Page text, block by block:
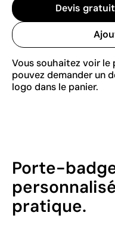
Devis
Vous souhaitez voir
pouvez demander un
logo dans le panier.
Porte-
pratique.